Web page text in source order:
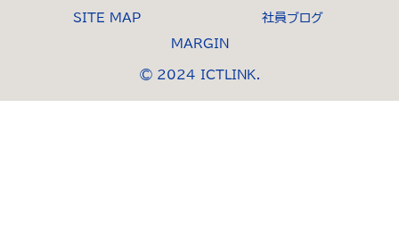
SITE MAP 社員ブログ
MARGIN
© 2024 ICTLINK.